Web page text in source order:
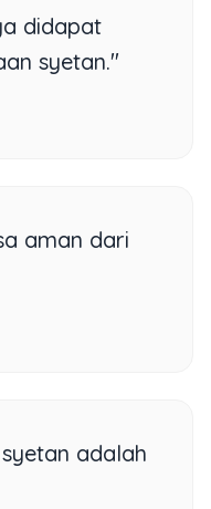
didapat
syetan."
aman dari
adalah